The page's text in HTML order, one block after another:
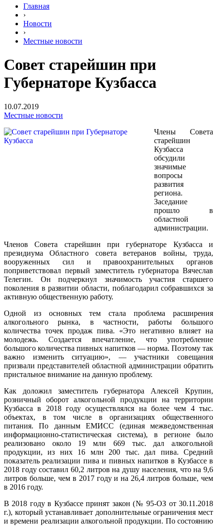
Главная
›
Новости
›
Местные новости
Совет старейшин при
Губернаторе Кузбасса
10.07.2019
Местные новости
Члены Совета
старейшин
Кузбасса
обсудили
значимые
вопросы
развития
региона.
Заседание
прошло в
областной
администрации.
Членов Совета старейшин при губернаторе Кузбасса и
президиума Областного совета ветеранов войны, труда,
вооруженных сил и правоохранительных органов
поприветствовал первый заместитель губернатора Вячеслав
Телегин. Он подчеркнул значимость участия старшего
поколения в развитии области, поблагодарил собравшихся за
активную общественную работу.
Одной из основных тем стала проблема расширения
алкогольного рынка, в частности, работы большого
количества точек продаж пива. «Это негативно влияет на
молодежь. Создается впечатление, что употребление
большого количества пивных напитков — норма. Поэтому так
важно изменить ситуацию», — участники совещания
призвали представителей областной администрации обратить
пристальное внимание на данную проблему.
Как доложил заместитель губернатора Алексей Крупин,
розничный оборот алкогольной продукции на территории
Кузбасса в 2018 году осуществлялся на более чем 4 тыс.
объектах, в том числе в организациях общественного
питания. По данным ЕМИСС (единая межведомственная
информационно-статистическая система), в регионе было
реализовано около 19 млн 669 тыс. дал алкогольной
продукции, из них 16 млн 200 тыс. дал пива. Средний
показатель реализации пива и пивных напитков в Кузбассе в
2018 году составил 60,2 литров на душу населения, что на 9,6
литров больше, чем в 2017 году и на 26,4 литров больше, чем
в 2016 году.
В 2018 году в Кузбассе принят закон (№ 95-ОЗ от 30.11.2018
г.), который устанавливает дополнительные ограничения мест
и времени реализации алкогольной продукции. По состоянию